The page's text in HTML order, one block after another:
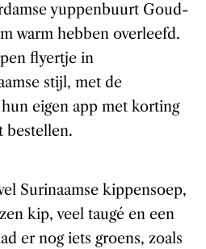
yuppenbuurt Goud-
warm hebben overleefd.
flyertje in
stijl, met de
eigen app met korting
bestellen.
Surinaamse kippensoep,
kip, veel taugé en een
er nog iets groens, zoals